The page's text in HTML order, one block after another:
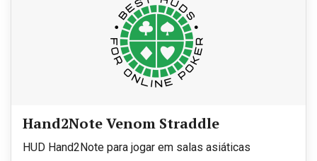
Hand2Note Venom Straddle
HUD Hand2Note para jogar em salas asiáticas